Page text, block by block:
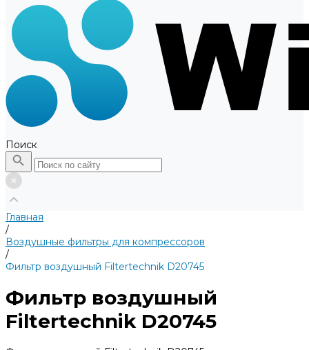
Поиск
Главная
/
Воздушные фильтры для компрессоров
/
Фильтр воздушный Filtertechnik D20745
Фильтр воздушный
Filtertechnik D20745